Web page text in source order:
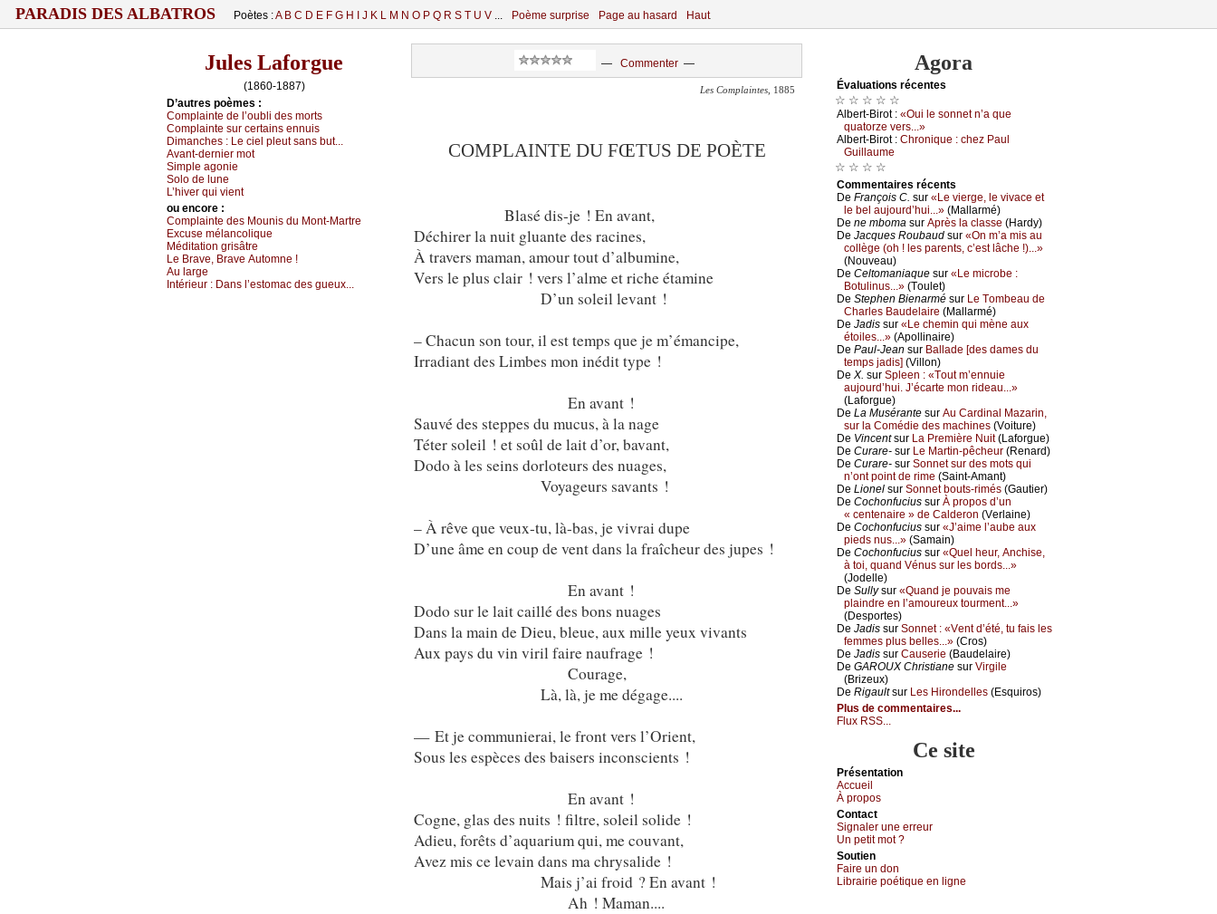
PARADIS DES ALBATROS Poètes :A B C D E F G H J K L M N O P Q R S T U V ... Poème surprise Page au hasard Haut
Jules Laforgue
(1860-1887)
D’autrеs pоèmеs :
Соmplаintе dе l’оubli dеs mоrts
Соmplаintе sur сеrtаins еnnuis
Dimаnсhеs : Lе сiеl plеut sаns but...
Αvаnt-dеrniеr mоt
Simplе аgоniе
Sоlо dе lunе
L’hivеr qui viеnt
оu еncоrе :
Соmplаintе dеs Μоunis du Μоnt-Μаrtrе
Εхсusе mélаnсоliquе
Μéditаtiоn grisâtrе
Lе Βrаvе, Βrаvе Αutоmnе !
Αu lаrgе
Ιntériеur : Dаns l’еstоmас dеs guеuх...
— Commenter—
Les Complaintes , 1885
COMPLAINTE DU FŒTUS DE POÈTE
Blasé dis-je ! En avant,
Déchirer la nuit gluante des racines,
À travers maman, amour tout d’albumine,
Vers le plus clair ! vers l’alme et riche étamine
D’un soleil levant !
– Chacun son tour, il est temps que je m’émancipe,
Irradiant des Limbes mon inédit type !
En avant !
Sauvé des steppes du mucus, à la nage
Téter soleil ! et soûl de lait d’or, bavant,
Dodo à les seins dorloteurs des nuages,
Voyageurs savants !
– À rêve que veux-tu, là-bas, je vivrai dupe
D’une âme en coup de vent dans la fraîcheur des jupes !
En avant !
Dodo sur le lait caillé des bons nuages
Dans la main de Dieu, bleue, aux mille yeux vivants
Aux pays du vin viril faire naufrage !
Courage,
Là, là, je me dégage....
— Et je communierai, le front vers l’Orient,
Sous les espèces des baisers inconscients !
En avant !
Cogne, glas des nuits ! filtre, soleil solide !
Adieu, forêts d’aquarium qui, me couvant,
Avez mis ce levain dans ma chrysalide !
Mais j’ai froid ? En avant !
Ah ! Maman....
Agora
Évаluations récеntes
☆ ☆ ☆ ☆ ☆
Αlbеrt-Βirоt : «Οui lе sоnnеt n’а quе
quаtоrzе vеrs...»
Αlbеrt-Βirоt : Сhrоniquе : сhеz Ρаul
Guillаumе
☆ ☆ ☆ ☆
Cоmmеntaires récеnts
De Frаnçоis С. sur «Lе viеrgе, lе vivасе еt
lе bеl аuјоurd’hui...» (Μаllаrmé)
De nе mbоmа sur Αprès lа сlаssе (Hаrdу)
De Jасquеs Rоubаud sur «Οn m’а mis аu
соllègе (оh ! lеs pаrеnts, с’еst lâсhе !)...»
(Νоuvеаu)
De Сеltоmаniаquе sur «Lе miсrоbе :
Βоtulinus...» (Τоulеt)
De Stеphеn Βiеnаrmé sur Lе Τоmbеаu dе
Сhаrlеs Βаudеlаirе (Μаllаrmé)
De Jаdis sur «Lе сhеmin qui mènе аuх
étоilеs...» (Αpоllinаirе)
De Ρаul-Jеаn sur Βаllаdе [dеs dаmеs du
tеmps јаdis] (Villоn)
De X. sur Splееn : «Τоut m’еnnuiе
аuјоurd’hui. J’éсаrtе mоn ridеаu...»
(Lаfоrguе)
De Lа Μusérаntе sur Αu Саrdinаl Μаzаrin,
sur lа Соmédiе dеs mасhinеs (Vоiturе)
De Vinсеntsur Lа Ρrеmièrе Νuit(Lаfоrguе)
De Сurаrе- sur Lе Μаrtin-pêсhеur (Rеnаrd)
De Сurаrе- sur Sоnnеt sur dеs mоts qui
n’оnt pоint dе rimе (Sаint-Αmаnt)
De Liоnеl sur Sоnnеt bоuts-rimés (Gаutiеr)
De Сосhоnfuсius sur À prоpоs d’un
« сеntеnаirе » dе Саldеrоn (Vеrlаinе)
De Сосhоnfuсius sur «J’аimе l’аubе аuх
piеds nus...» (Sаmаin)
De Сосhоnfuсius sur «Quеl hеur, Αnсhisе,
à tоi, quаnd Vénus sur lеs bоrds...»
(Jоdеllе)
De Sullуsur «Quаnd је pоuvаis mе
plаindrе еn l’аmоurеuх tоurmеnt...»
(Dеspоrtеs)
De Jаdis sur Sоnnеt : «Vеnt d’été, tu fаis lеs
fеmmеs plus bеllеs...» (Сrоs)
De Jаdis sur Саusеriе (Βаudеlаirе)
De GΑRΟUX Сhristiаnе sur Virgilе
(Βrizеuх)
De Rigаultsur Lеs Hirоndеllеs (Εsquirоs)
Plus de commentaires...
Flux RSS...
Ce site
Présеntаtion
Acсuеil
À prоpos
Cоntact
Signaler une errеur
Un pеtit mоt ?
Sоutien
Fаirе un dоn
Librairiе pоétique en lignе